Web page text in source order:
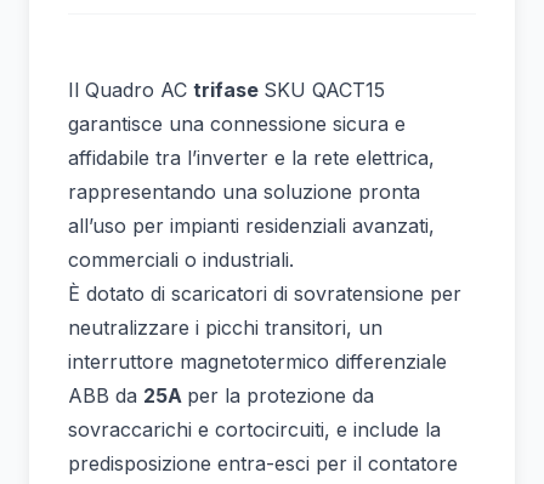
Il Quadro AC trifase SKU QACT15
garantisce una connessione sicura e
affidabile tra l’inverter e la rete elettrica,
rappresentando una soluzione pronta
all’uso per impianti residenziali avanzati,
commerciali o industriali.
È dotato di scaricatori di sovratensione per
neutralizzare i picchi transitori, un
interruttore magnetotermico differenziale
ABB da 25A per la protezione da
sovraccarichi e cortocircuiti, e include la
predisposizione entra-esci per il contatore